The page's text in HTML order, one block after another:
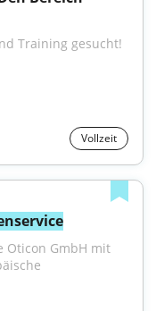
Training gesucht!
Vollzeit
Oticon GmbH mit